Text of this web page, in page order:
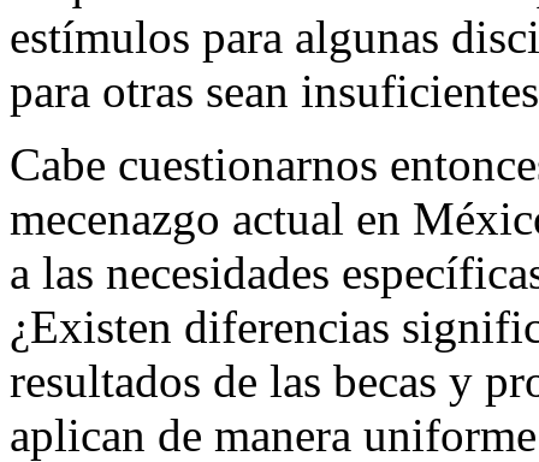
estímulos para algunas
para otras sean
Cabe cuestionarnos
mecenazgo actual en
a las necesidades
¿Existen diferencias
resultados de las becas y
aplican de manera